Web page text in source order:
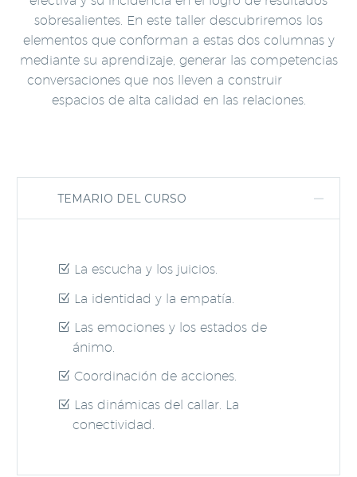
sobresalientes. En este taller descubriremos los
elementos que conforman a estas dos columnas y
mediante su aprendizaje, generar las competencias
conversaciones que nos lleven a construir
espacios de alta calidad en las relaciones.
TEMARIO DEL CURSO
La escucha y los juicios.
La identidad y la empatía.
Las emociones y los estados de
ánimo.
Coordinación de acciones.
Las dinámicas del callar. La
conectividad.